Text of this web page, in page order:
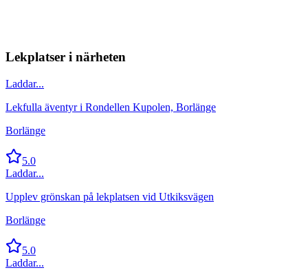
Lekplatser i närheten
Laddar...
Lekfulla äventyr i Rondellen Kupolen, Borlänge
Borlänge
5.0
Laddar...
Upplev grönskan på lekplatsen vid Utkiksvägen
Borlänge
5.0
Laddar...